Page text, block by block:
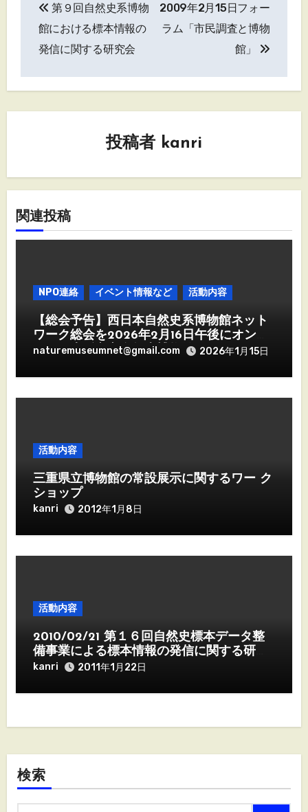
稿
ナ
ビ
ョ
ン
第９回自然史系博物
館における標本情報の
発信に関する研究会
2009年2月15日フォー
ラム「市民調査と博物
館」
投稿者 kanri
関連投稿
NPO連絡 イベント情報など 活動内容
【総会予告】西日本自然史系博物館ネット
ワーク総会を2026年2月16日午後にオンラ
イン・大阪市立自然史博物館で開催します
naturemuseumnet@gmail.com 2026年1月15日
活動内容
三重県立博物館の常設展示に関するワー ク
ショップ
kanri 2012年1月8日
活動内容
2010/02/21 第１６回自然史標本データ整
備事業による標本情報の発信に関する研究
会
kanri 2011年1月22日
検索